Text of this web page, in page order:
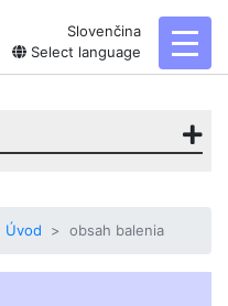
Slovenčina
Select language
Úvod obsah balenia